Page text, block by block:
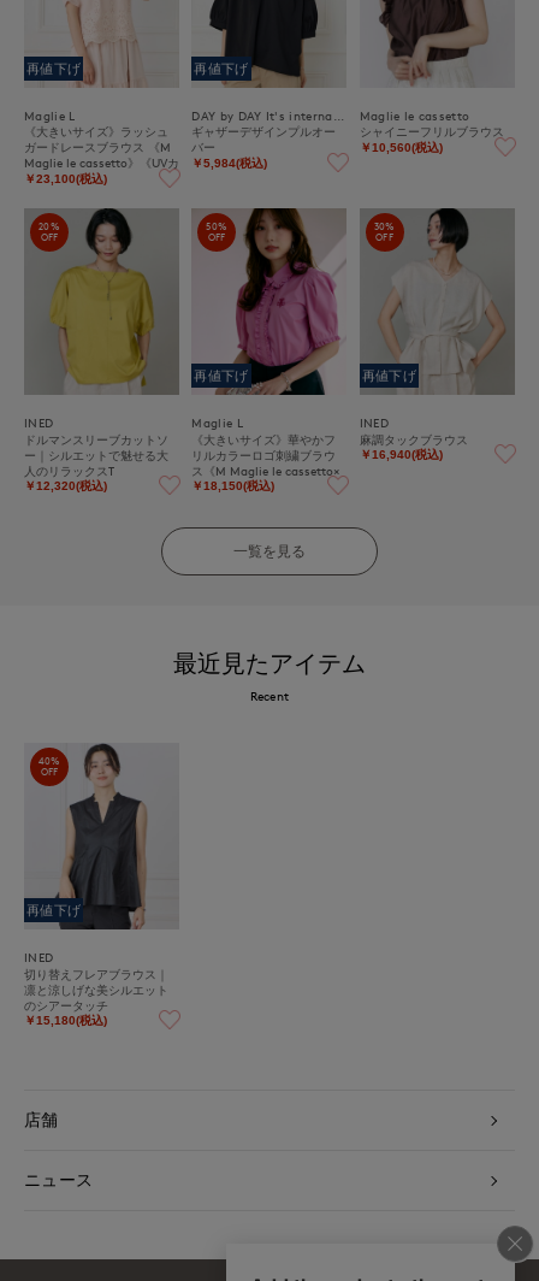
再値下げ
Maglie L
《大きいサイズ》ラッシュ
ガードレースブラウス 《M
Maglie le cassetto》《UVカ
ット・撥水加工》
￥23,100(税込)
再値下げ
ギャザーデザインプルオー
バー
￥5,984(税込)
Maglie le cassetto
シャイニーフリルブラウス
￥10,560(税込)
20%
OFF
INED
ドルマンスリーブカットソ
ー｜シルエットで魅せる大
人のリラックスT
￥12,320(税込)
50%
OFF
再値下げ
Maglie L
《大きいサイズ》華やかフ
リルカラーロゴ刺繍ブラウ
ス《M Maglie le cassetto×
冨張愛》
￥18,150(税込)
30%
OFF
再値下げ
INED
麻調タックブラウス
￥16,940(税込)
一覧を見る
最近見たアイテム
Recent
40%
OFF
再値下げ
INED
切り替えフレアブラウス｜
凛と涼しげな美シルエット
のシアータッチ
￥15,180(税込)
店舗
ニュース